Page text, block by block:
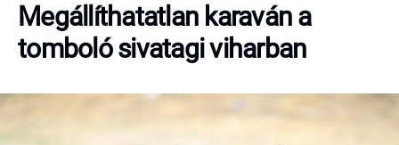
Megállíthatatlan karaván a
tomboló sivatagi viharban